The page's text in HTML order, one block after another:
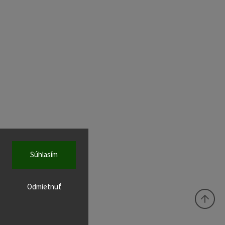
Odmietnuť
Súhlasím